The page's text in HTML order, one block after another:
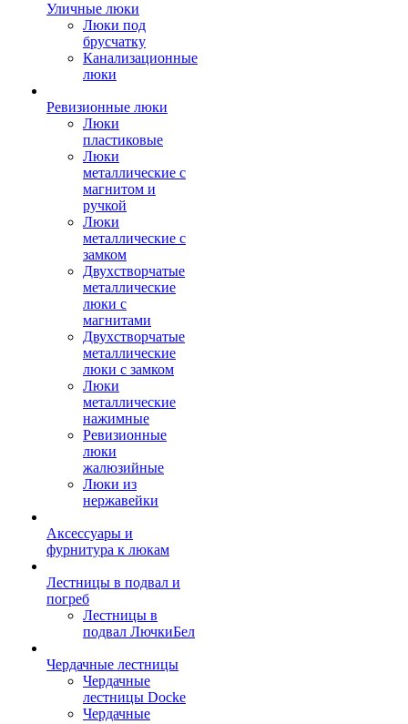
Уличные люки
Люки под
брусчатку
Канализационные
люки
Ревизионные люки
Люки
пластиковые
Люки
металлические с
магнитом и
ручкой
Люки
металлические с
замком
Двухстворчатые
металлические
люки с
магнитами
Двухстворчатые
металлические
люки с замком
Люки
металлические
нажимные
Ревизионные
люки
жалюзийные
Люки из
нержавейки
Аксессуары и
фурнитура к люкам
Лестницы в подвал и
погреб
Лестницы в
подвал ЛючкиБел
Чердачные лестницы
Чердачные
лестницы Docke
Чердачные